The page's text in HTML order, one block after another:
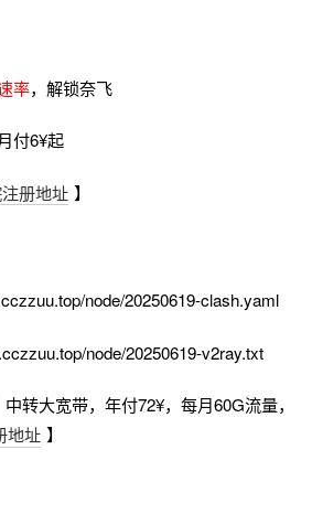
率，解锁奈飞
付6¥起
册地址 】
node/20250619-clash.yaml
node/20250619-v2ray.txt
转大宽带，年付72¥，每月60G流量，
地址 】